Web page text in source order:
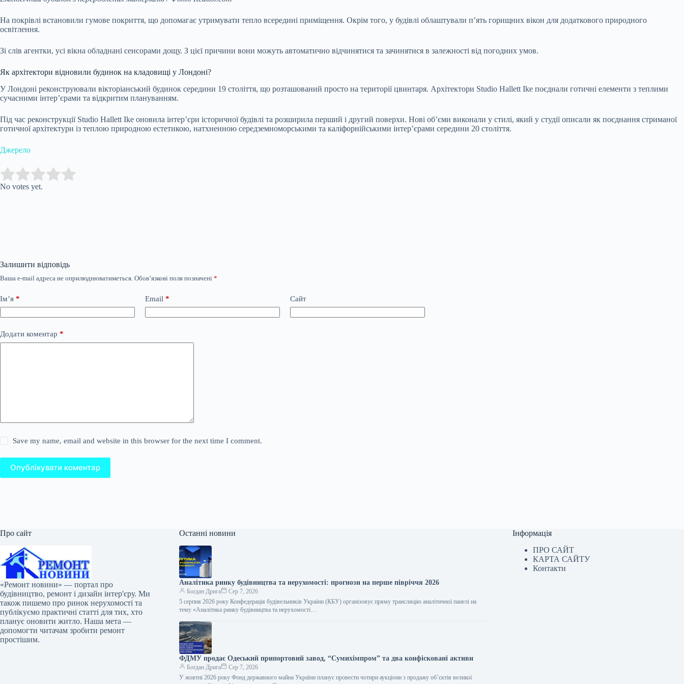
На покрівлі встановили гумове покриття, що допомагає утримувати тепло всередині приміщення. Окрім того, у будівлі облаштували п’ять горищних вікон для додаткового природного
освітлення.
Зі слів агентки, усі вікна обладнані сенсорами дощу. З цієї причини вони можуть автоматично відчинятися та зачинятися в залежності від погодних умов.
Як архітектори відновили будинок на кладовищі у Лондоні?
У Лондоні реконструювали вікторіанський будинок середини 19 століття, що розташований просто на території цвинтаря. Архітектори Studio Hallett Ike поєднали готичні елементи з теплими
сучасними інтер’єрами та відкритим плануванням.
Під час реконструкції Studio Hallett Ike оновила інтер’єри історичної будівлі та розширила перший і другий поверхи. Нові об’єми виконали у стилі, який у студії описали як поєднання стриманої
готичної архітектури із теплою природною естетикою, натхненною середземноморськими та каліфорнійськими інтер’єрами середини 20 століття.
Джерело
Rate this item:
No votes yet.
Залишити відповідь
Ваша e-mail адреса не оприлюднюватиметься. Обов’язкові поля позначені *
Ім’я * Email * Сайт
Додати коментар *
Save my name, email and website in this browser for the next time I comment.
Опублікувати коментар
Про сайт
«Ремонт новини» — портал про
будівництво, ремонт і дизайн інтер'єру. Ми
також пишемо про ринок нерухомості та
публікуємо практичні статті для тих, хто
планує оновити житло. Наша мета —
допомогти читачам зробити ремонт
простішим.
Останні новини
Аналітика ринку будівництва та нерухомості: прогнози на перше півріччя 2026
Богдан Дрига
Сер 7, 2026
5 серпня 2026 року Конфедерація будівельників України (КБУ) організовує пряму трансляцію аналітичної панелі на
тему «Аналітика ринку будівництва та нерухомості…
ФДМУ продає Одеський припортовий завод, “Сумихімпром” та два конфісковані активи
Богдан Дрига
Сер 7, 2026
У жовтні 2026 року Фонд державного майна України планує провести чотири аукціони з продажу об’єктів великої
Інформація
ПРО САЙТ
КАРТА САЙТУ
Контакти